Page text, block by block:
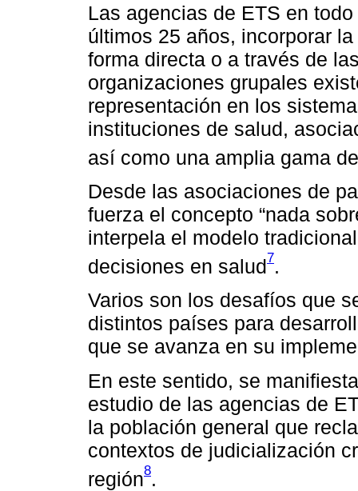
Las agencias de ETS en
últimos 25 años, incorporar
forma directa o a través de
organizaciones grupales
representación en los
instituciones de salud,
así como una amplia gama
Desde las asociaciones de
fuerza el concepto “nada
interpela el modelo
decisiones en salud7.
Varios son los desafíos que
distintos países para
que se avanza en su
En este sentido, se
estudio de las agencias de
la población general que
contextos de judicialización
región8.